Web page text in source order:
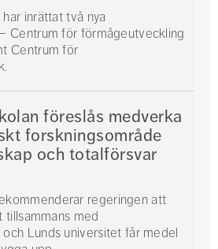
inrättat två nya
Centrum för förmågeutveckling
Centrum för
föreslås medverka
forskningsområde
och totalförsvar
regeringen att
tillsammans med
och Lunds universitet får medel